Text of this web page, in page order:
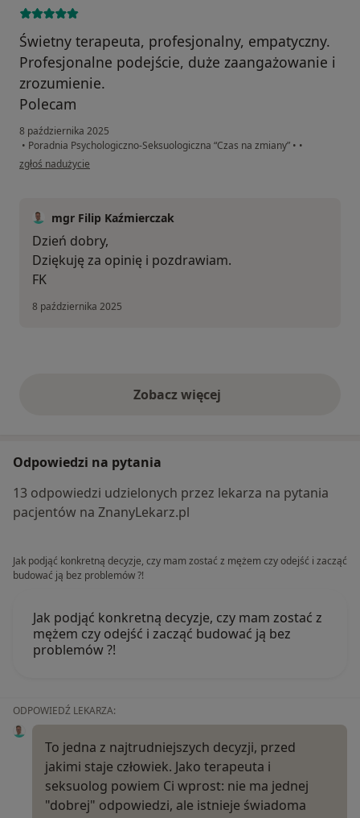
Świetny terapeuta, profesjonalny, empatyczny.
Profesjonalne podejście, duże zaangażowanie i
zrozumienie.
Polecam
8 października 2025
• Poradnia Psychologiczno-Seksuologiczna “Czas na zmiany” • •
w opinii użytkownika A.M.
zgłoś nadużycie
mgr Filip Kaźmierczak
Dzień dobry,
Dziękuję za opinię i pozdrawiam.
FK
8 października 2025
Zobacz więcejopinie powyżej
Odpowiedzi na pytania
13 odpowiedzi udzielonych przez lekarza na pytania
pacjentów na ZnanyLekarz.pl
Jak podjąć konkretną decyzje, czy mam zostać z mężem czy odejść i zacząć
budować ją bez problemów ?!
Jak podjąć konkretną decyzje, czy mam zostać z
mężem czy odejść i zacząć budować ją bez
problemów ?!
ODPOWIEDŹ LEKARZA:
To jedna z najtrudniejszych decyzji, przed
jakimi staje człowiek. Jako terapeuta i
seksuolog powiem Ci wprost: nie ma jednej
"dobrej" odpowiedzi, ale istnieje świadoma